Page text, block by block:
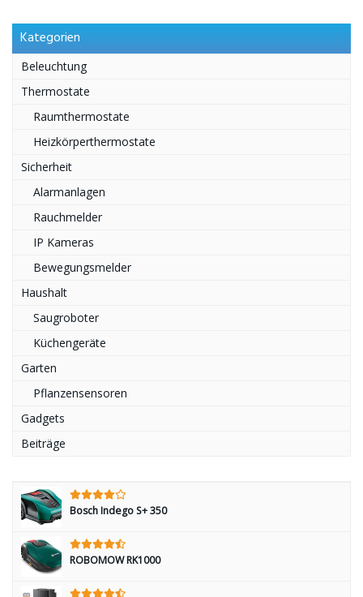
Kategorien
Beleuchtung
Thermostate
Raumthermostate
Heizkörperthermostate
Sicherheit
Alarmanlagen
Rauchmelder
IP Kameras
Bewegungsmelder
Haushalt
Saugroboter
Küchengeräte
Garten
Pflanzensensoren
Gadgets
Beiträge
Bosch Indego S+ 350
ROBOMOW RK1000